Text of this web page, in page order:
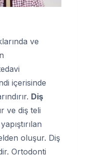
ve
içerisinde
Diş
ve diş teli
oluşur. Diş
Ortodonti